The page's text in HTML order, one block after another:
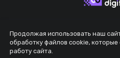
Продолжая использовать наш
обработку файлов cookie,
работу сайта.